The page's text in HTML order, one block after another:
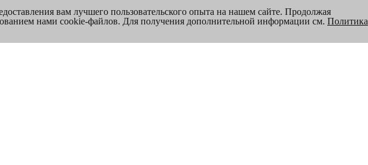
вам лучшего пользовательского опыта на нашем сайте. Продолжая
нами cookie-файлов. Для получения дополнительной информации см. Политика